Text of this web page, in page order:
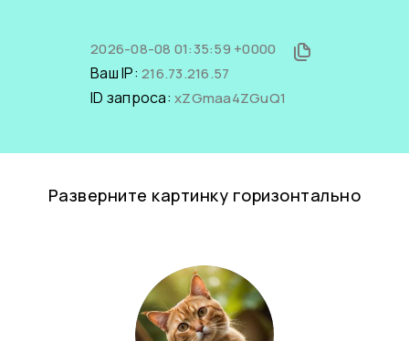
2026-08-08 01:35:59 +0000
Ваш IP: 216.73.216.57
ID запроса: xZGmaa4ZGuQ1
Разверните картинку горизонтально